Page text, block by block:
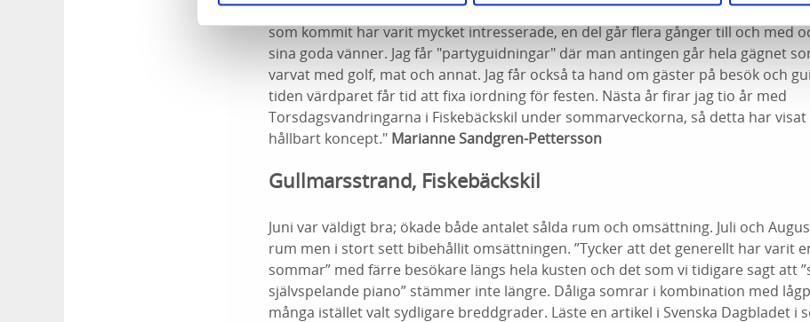
Konstvandringar i Fiskebäckskil. "Sommaren har varit bra. Vädret har gynnat
som kommit har varit mycket intresserade, en del går flera gånger till och med
sina goda vänner. Jag får "partyguidningar" där man antingen går hela gägnet
varvat med golf, mat och annat. Jag får också ta hand om gäster på besök och
tiden värdparet får tid att fixa iordning för festen. Nästa år firar jag tio år med
Torsdagsvandringarna i Fiskebäckskil under sommarveckorna, så detta har
hållbart koncept." Marianne Sandgren-Pettersson
Gullmarsstrand, Fiskebäckskil
Juni var väldigt bra; ökade både antalet sålda rum och omsättning. Juli och
rum men i stort sett bibehållit omsättningen. ”Tycker att det generellt har varit
sommar” med färre besökare längs hela kusten och det som vi tidigare sagt att
självspelande piano” stämmer inte längre. Dåliga somrar i kombination med
många istället valt sydligare breddgrader. Läste en artikel i Svenska Dagbladet i